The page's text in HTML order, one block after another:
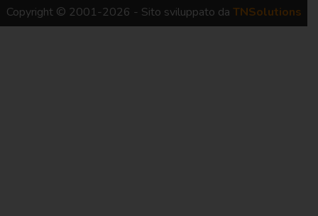
Copyright © 2001-2026 - Sito sviluppato da TNSolutions